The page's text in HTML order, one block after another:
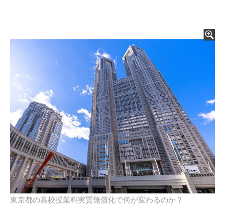
東京都の高校授業料実質無償化で何が変わるのか？